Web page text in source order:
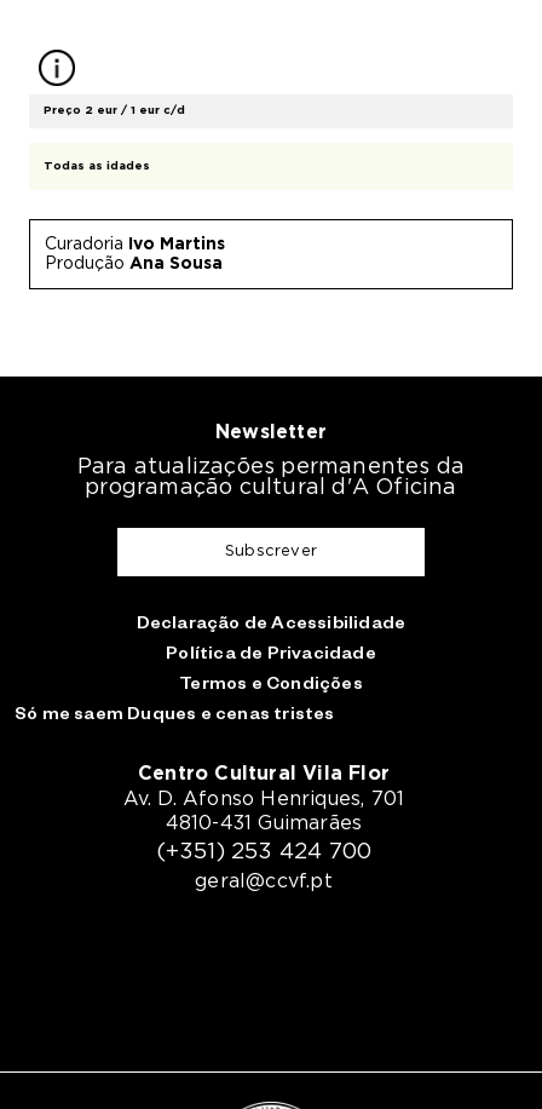
Preço 2 eur / 1 eur c/d
Todas as idades
Curadoria
Ivo Martins
Produção Ana Sousa
Newsletter
Para atualizações permanentes da
programação cultural d'A Oficina
Subscrever
Declaração de Acessibilidade
Política de Privacidade
Termos e Condições
Só me saem Duques e cenas tristes
Centro Cultural Vila Flor
Av. D. Afonso Henriques, 701
4810-431 Guimarães
(+351) 253 424 700
geral@ccvf.pt